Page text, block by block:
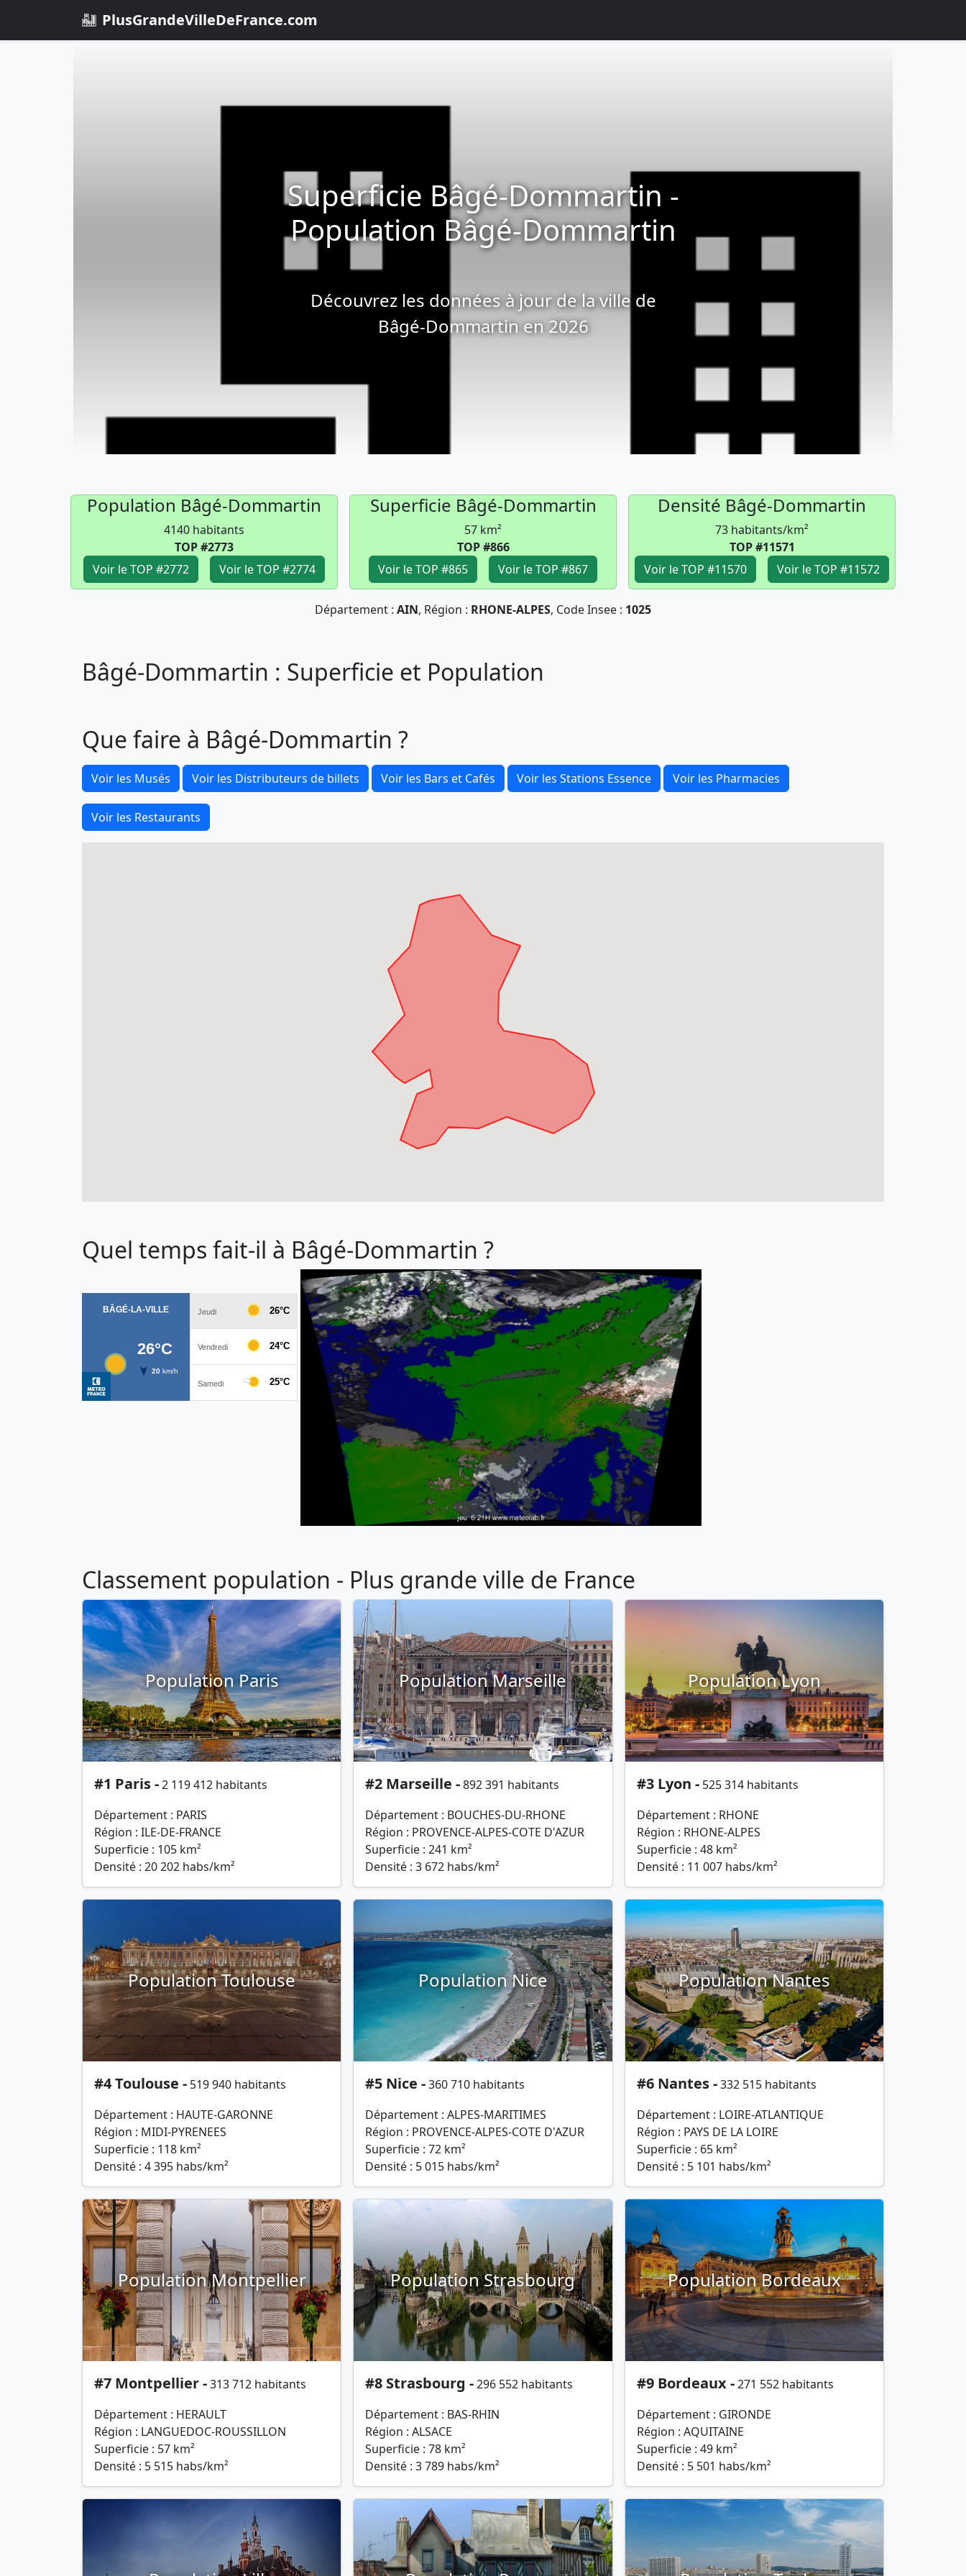
PlusGrandeVilleDeFrance.com
Superficie Bâgé-Dommartin -
Population Bâgé-Dommartin
Découvrez les données à jour de la ville de
Bâgé-Dommartin en 2026
Population Bâgé-Dommartin
4140 habitants
TOP #2773
Voir le TOP #2772
Voir le TOP #2774
Superficie Bâgé-Dommartin
57 km²
TOP #866
Voir le TOP #865
Voir le TOP #867
Densité Bâgé-Dommartin
73 habitants/km²
TOP #11571
Voir le TOP #11570
Voir le TOP #11572
Département : AIN, Région : RHONE-ALPES, Code Insee : 1025
Bâgé-Dommartin : Superficie et Population
Que faire à Bâgé-Dommartin ?
Voir les Musés Voir les Distributeurs de billets Voir les Bars et Cafés Voir les Stations Essence Voir les Pharmacies
Voir les Restaurants
Quel temps fait-il à Bâgé-Dommartin ?
Classement population - Plus grande ville de France
Population Paris
#1 Paris -2 119 412 habitants
Département : PARIS
Région : ILE-DE-FRANCE
Superficie : 105 km²
Densité : 20 202 habs/km²
Population Marseille
#2 Marseille -892 391 habitants
Département : BOUCHES-DU-RHONE
Région : PROVENCE-ALPES-COTE D'AZUR
Superficie : 241 km²
Densité : 3 672 habs/km²
Population Lyon
#3 Lyon - 525 314 habitants
Département : RHONE
Région : RHONE-ALPES
Superficie : 48 km²
Densité : 11 007 habs/km²
Population Toulouse
#4 Toulouse - 519 940 habitants
Département : HAUTE-GARONNE
Région : MIDI-PYRENEES
Superficie : 118 km²
Densité : 4 395 habs/km²
Population Nice
#5 Nice -360 710 habitants
Département : ALPES-MARITIMES
Région : PROVENCE-ALPES-COTE D'AZUR
Superficie : 72 km²
Densité : 5 015 habs/km²
Population Nantes
#6 Nantes -332 515 habitants
Département : LOIRE-ATLANTIQUE
Région : PAYS DE LA LOIRE
Superficie : 65 km²
Densité : 5 101 habs/km²
Population Montpellier
#7 Montpellier -313 712 habitants
Département : HERAULT
Région : LANGUEDOC-ROUSSILLON
Superficie : 57 km²
Densité : 5 515 habs/km²
Population Strasbourg
#8 Strasbourg -296 552 habitants
Département : BAS-RHIN
Région : ALSACE
Superficie : 78 km²
Densité : 3 789 habs/km²
Population Bordeaux
#9 Bordeaux -271 552 habitants
Département : GIRONDE
Région : AQUITAINE
Superficie : 49 km²
Densité : 5 501 habs/km²